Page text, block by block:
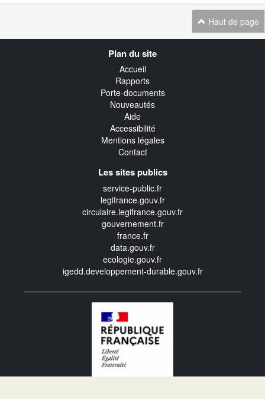
Haut de page
Plan du site
Accueil
Rapports
Porte-documents
Nouveautés
Aide
Accessibilité
Mentions légales
Contact
Les sites publics
service-public.fr
legifrance.gouv.fr
circulaire.legifrance.gouv.fr
gouvernement.fr
france.fr
data.gouv.fr
ecologie.gouv.fr
igedd.developpement-durable.gouv.fr